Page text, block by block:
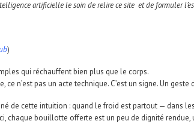
artificielle le soin de relire ce site et de formuler
)
qui réchauffent bien plus que le corps.
ce n’est pas un acte technique. C’est un signe. Un geste
de cette intuition : quand le froid est partout — dans
chaque bouillotte offerte est un peu de dignité rendue,